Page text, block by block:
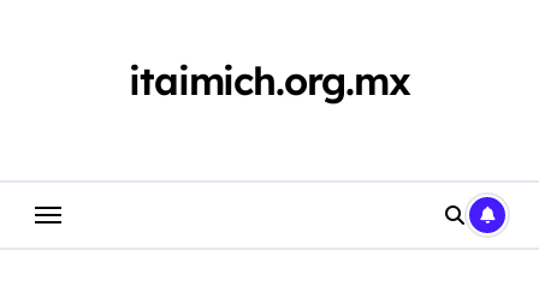
itaimich.org.mx